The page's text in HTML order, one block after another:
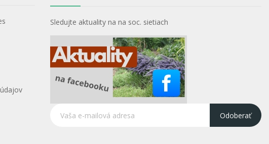
Sledujte aktuality na na soc. sietiach
Odoberať